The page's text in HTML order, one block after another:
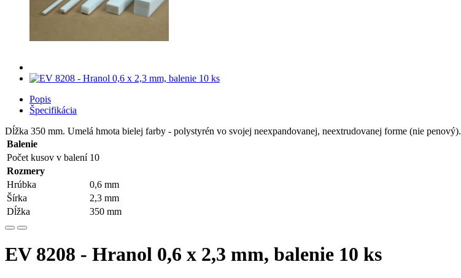
Popis
Špecifikácia
Dĺžka 350 mm. Umelá hmota bielej farby - polystyrén vo svojej neexpandovanej, neextrudovanej forme (nie penový).
Balenie
Počet kusov v balení 10
Rozmery
Hrúbka
0,6 mm
Šírka
2,3 mm
Dĺžka
350 mm
EV 8208 - Hranol 0,6 x 2,3 mm, balenie 10 ks